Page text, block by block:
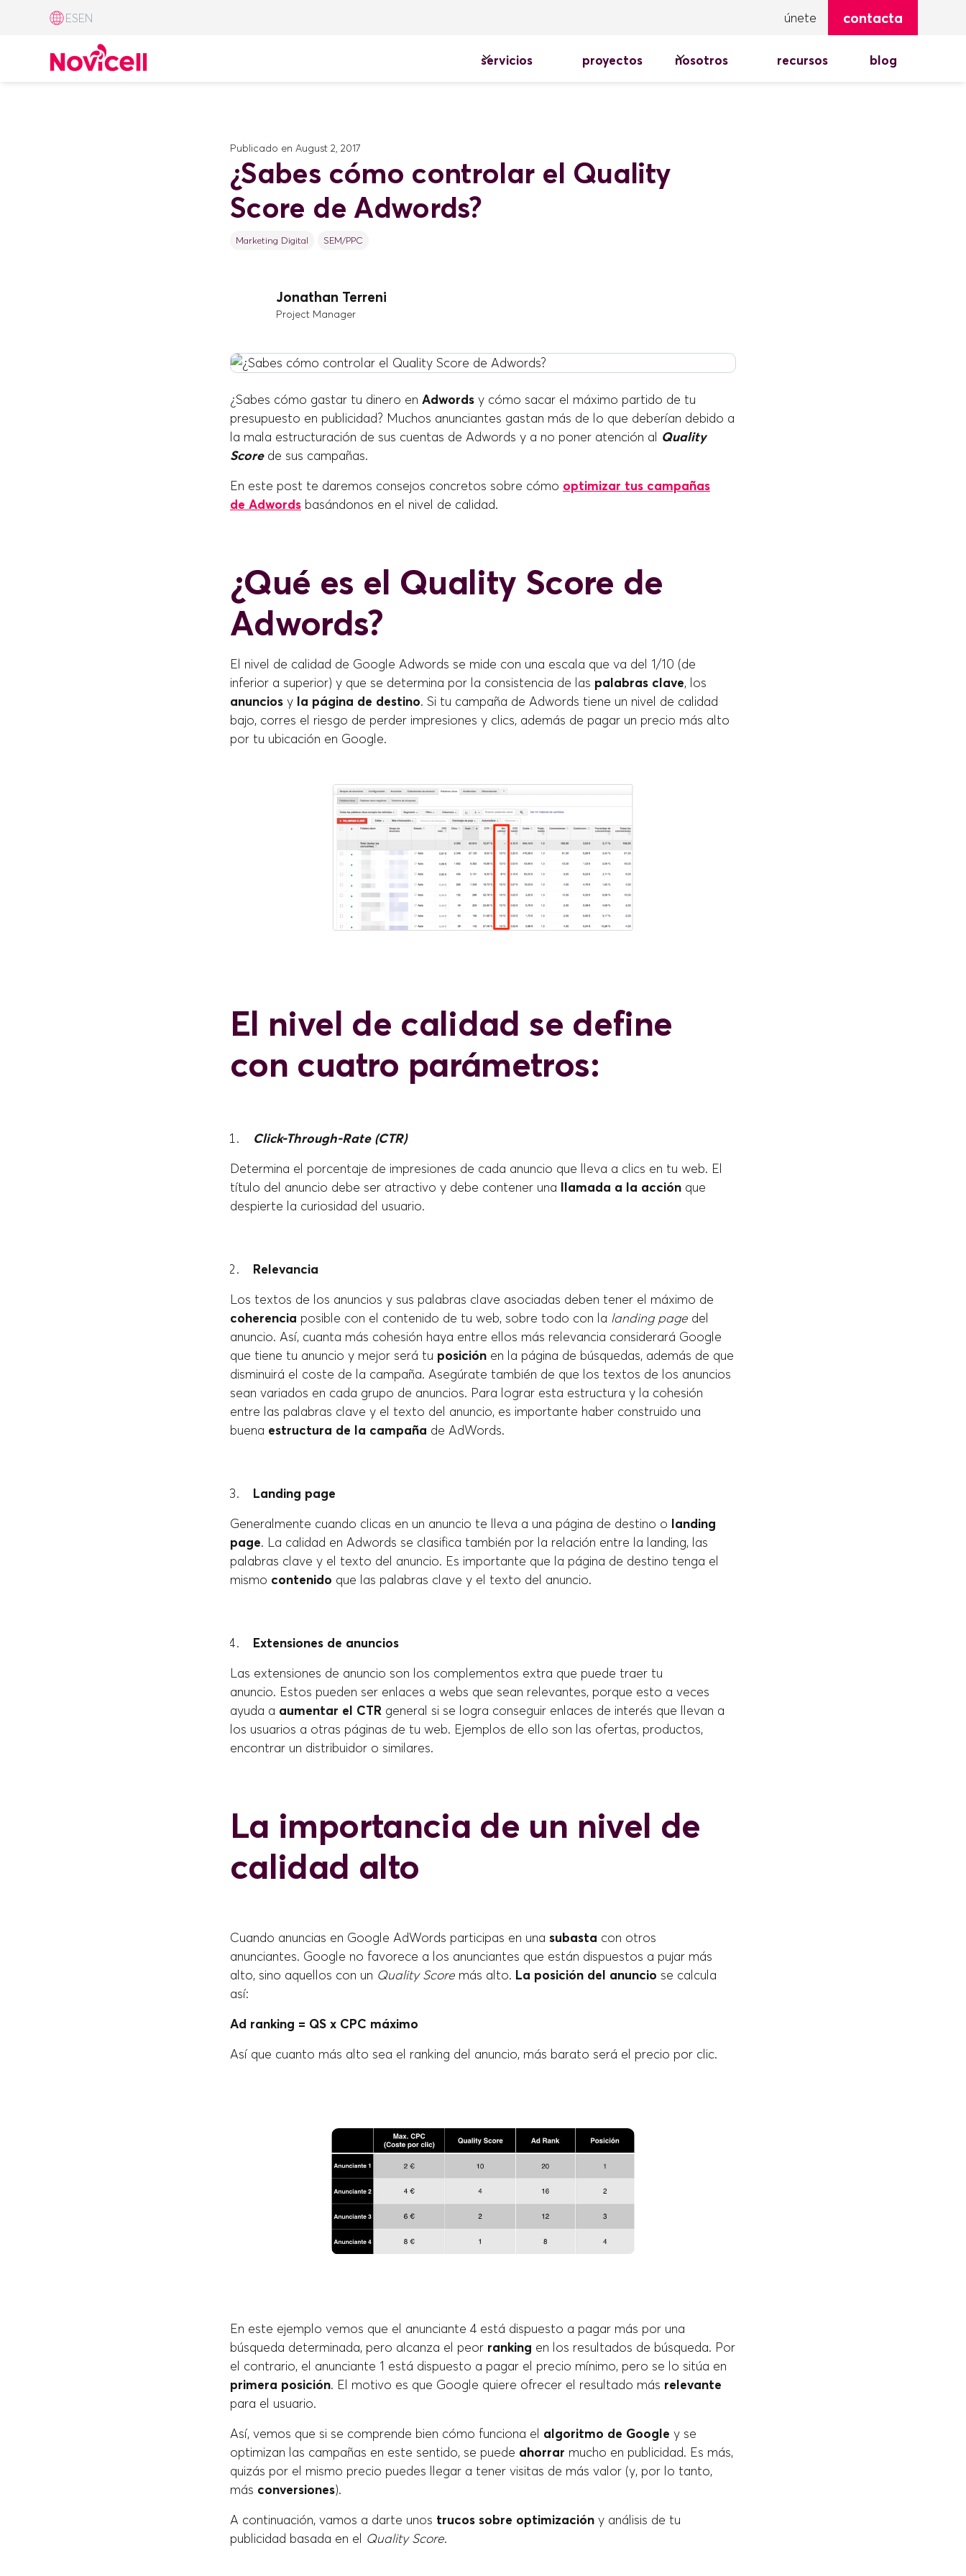
ESEN únete contacta
servicios proyectos nosotros recursos blog
Publicado en August 2, 2017
¿Sabes cómo controlar el Quality
Score de Adwords?
Marketing Digital SEM/PPC
Jonathan Terreni
Project Manager
¿Sabes cómo gastar tu dinero en Adwords y cómo sacar el máximo partido de tu
presupuesto en publicidad? Muchos anunciantes gastan más de lo que deberían debido a
la mala estructuración de sus cuentas de Adwords y a no poner atención al Quality
Scorede sus campañas.
En este post te daremos consejos concretos sobre cómo optimizar tus campañas
de Adwords basándonos en el nivel de calidad.
¿Qué es el Quality Score de
Adwords?
El nivel de calidad de Google Adwords se mide con una escala que va del 1/10 (de
inferior a superior) y que se determina por la consistencia de las palabras clave, los
anuncios y la página de destino. Si tu campaña de Adwords tiene un nivel de calidad
bajo, corres el riesgo de perder impresiones y clics, además de pagar un precio más alto
por tu ubicación en Google.
El nivel de calidad se define
con cuatro parámetros:
Click-Through-Rate (CTR)
Determina el porcentaje de impresiones de cada anuncio que lleva a clics en tu web. El
título del anuncio debe ser atractivo y debe contener una llamada a la acción que
despierte la curiosidad del usuario.
Relevancia
Los textos de los anuncios y sus palabras clave asociadas deben tener el máximo de
coherencia posible con el contenido de tu web, sobre todo con la landing page del
anuncio. Así, cuanta más cohesión haya entre ellos más relevancia considerará Google
que tiene tu anuncio y mejor será tu posición en la página de búsquedas, además de que
disminuirá el coste de la campaña. Asegúrate también de que los textos de los anuncios
sean variados en cada grupo de anuncios. Para lograr esta estructura y la cohesión
entre las palabras clave y el texto del anuncio, es importante haber construido una
buena estructura de la campaña de AdWords.
Landing page
Generalmente cuando clicas en un anuncio te lleva a una página de destino o landing
page. La calidad en Adwords se clasifica también por la relación entre la landing, las
palabras clave y el texto del anuncio. Es importante que la página de destino tenga el
mismo contenido que las palabras clave y el texto del anuncio.
Extensiones de anuncios
Las extensiones de anuncio son los complementos extra que puede traer tu
anuncio. Estos pueden ser enlaces a webs que sean relevantes, porque esto a veces
ayuda a aumentar el CTR general si se logra conseguir enlaces de interés que llevan a
los usuarios a otras páginas de tu web. Ejemplos de ello son las ofertas, productos,
encontrar un distribuidor o similares.
La importancia de un nivel de
calidad alto
Cuando anuncias en Google AdWords participas en una subasta con otros
anunciantes. Google no favorece a los anunciantes que están dispuestos a pujar más
alto, sino aquellos con un Quality Score más alto. La posición del anuncio se calcula
así:
Ad ranking = QS x CPC máximo
Así que cuanto más alto sea el ranking del anuncio, más barato será el precio por clic.
En este ejemplo vemos que el anunciante 4 está dispuesto a pagar más por una
búsqueda determinada, pero alcanza el peor ranking en los resultados de búsqueda. Por
el contrario, el anunciante 1 está dispuesto a pagar el precio mínimo, pero se lo sitúa en
primera posición. El motivo es que Google quiere ofrecer el resultado más relevante
para el usuario.
Así, vemos que si se comprende bien cómo funciona el algoritmo de Google y se
optimizan las campañas en este sentido, se puede ahorrar mucho en publicidad. Es más,
quizás por el mismo precio puedes llegar a tener visitas de más valor (y, por lo tanto,
más conversiones).
A continuación, vamos a darte unos trucos sobre optimización y análisis de tu
publicidad basada en el Quality Score.